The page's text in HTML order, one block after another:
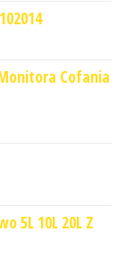
Cofania
5L 10L 20L Z